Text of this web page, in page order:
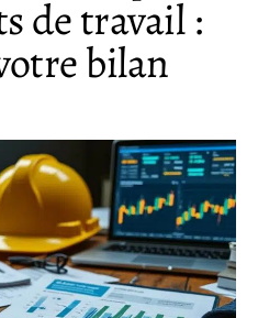
de travail :
bilan